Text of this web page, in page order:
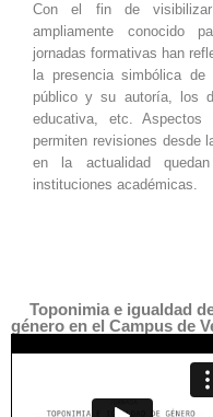
Con el fin de
ampliamente conocido
jornadas formativas han
la presencia simbólica
público y su autoría, los
educativa, etc.
permiten revisiones desde
en la actualidad
instituciones académicas.
Toponimia e igualdad
género en el Campus de